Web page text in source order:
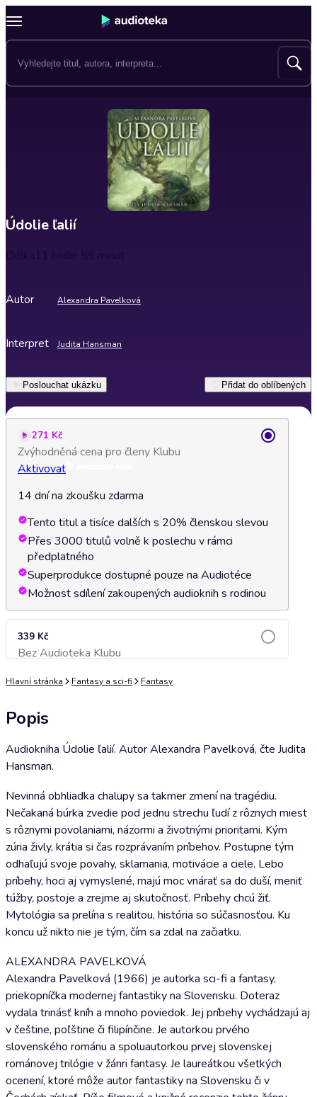
Údolie ľalií
Délka11 hodin 55 minut
Autor Alexandra Pavelková
Interpret Judita Hansman
Poslouchat ukázku Přidat do oblíbených
271 Kč
Zvýhodněná cena pro členy Klubu
Aktivovat
14 dní na zkoušku zdarma
Tento titul a tisíce dalších s 20% členskou slevou
Přes 3000 titulů volně k poslechu v rámci
předplatného
Superprodukce dostupné pouze na Audiotéce
Možnost sdílení zakoupených audioknih s rodinou
339 Kč
Bez Audioteka KlubuPřidat do košíku
Hlavní stránka Fantasy a sci-fi Fantasy
Popis
Audiokniha Údolie ľalií. Autor Alexandra Pavelková, čte Judita
Hansman.
Nevinná obhliadka chalupy sa takmer zmení na tragédiu.
Nečakaná búrka zvedie pod jednu strechu ľudí z rôznych miest
s rôznymi povolaniami, názormi a životnými prioritami. Kým
zúria živly, krátia si čas rozprávaním príbehov. Postupne tým
odhaľujú svoje povahy, sklamania, motivácie a ciele. Lebo
príbehy, hoci aj vymyslené, majú moc vnárať sa do duší, meniť
túžby, postoje a zrejme aj skutočnosť. Príbehy chcú žiť.
Mytológia sa prelína s realitou, história so súčasnosťou. Ku
koncu už nikto nie je tým, čím sa zdal na začiatku.
ALEXANDRA PAVELKOVÁ
Alexandra Pavelková (1966) je autorka sci-fi a fantasy,
priekopníčka modernej fantastiky na Slovensku. Doteraz
vydala trinásť kníh a mnoho poviedok. Jej príbehy vychádzajú aj
v češtine, poľštine či filipínčine. Je autorkou prvého
slovenského románu a spoluautorkou prvej slovenskej
románovej trilógie v žánri fantasy. Je laureátkou všetkých
ocenení, ktoré môže autor fantastiky na Slovensku či v